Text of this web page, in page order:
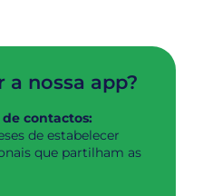
a nossa app?
contactos:
de estabelecer
que partilham as